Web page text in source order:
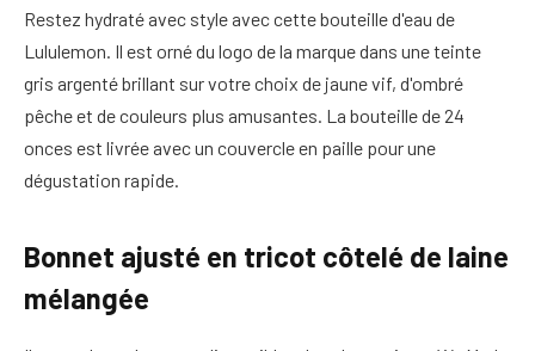
Restez hydraté avec style avec cette bouteille d'eau de
Lululemon. Il est orné du logo de la marque dans une teinte
gris argenté brillant sur votre choix de jaune vif, d'ombré
pêche et de couleurs plus amusantes. La bouteille de 24
onces est livrée avec un couvercle en paille pour une
dégustation rapide.
Bonnet ajusté en tricot côtelé de laine
mélangée